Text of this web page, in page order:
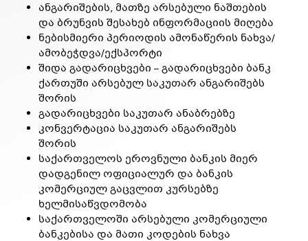
ანგარიშების, მათზე არსებული ნაშთების
და ბრუნვის შესახებ ინფორმაციის მიღება
ნებისმიერი პერიოდის ამონაწერის ნახვა/
ამობეჭდვა/ექსპორტი
შიდა გადარიცხვები – გადარიცხვები ბანკ
ქართუში არსებულ საკუთარ ანგარიშებს
შორის
გადარიცხვები საკუთარ ანაბრებზე
კონვერტაცია საკუთარ ანგარიშებს
შორის
საქართველოს ეროვნული ბანკის მიერ
დადგენილ ოფიციალურ და ბანკის
კომერციულ გაცვლით კურსებზე
ხელმისაწვდომობა
საქართველოში არსებული კომერციული
ბანკებისა და მათი კოდების ნახვა